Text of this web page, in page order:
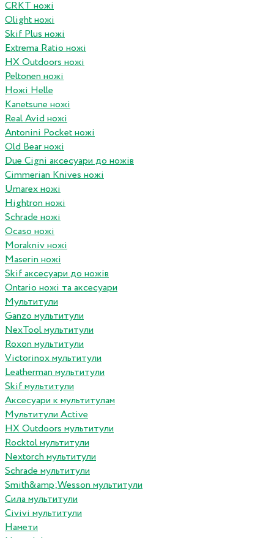
CRKT ножі
Olight ножі
Skif Plus ножі
Extrema Ratio ножі
HX Outdoors ножі
Peltonen ножі
Ножі Helle
Kanetsune ножі
Real Avid ножі
Antonini Pocket ножі
Old Bear ножі
Due Cigni аксесуари до ножів
Cimmerian Knives ножі
Umarex ножі
Hightron ножі
Schrade ножі
Ocaso ножі
Morakniv ножі
Maserin ножі
Skif аксесуари до ножів
Ontario ножі та аксесуари
Мультитули
Ganzo мультитули
NexTool мультитули
Roxon мультитули
Victorinox мультитули
Leatherman мультитули
Skif мультитули
Аксесуари к мультитулам
Мультитули Active
HX Outdoors мультитули
Rocktol мультитули
Nextorch мультитули
Schrade мультитули
Smith&amp;Wesson мультитули
Сила мультитули
Civivi мультитули
Намети